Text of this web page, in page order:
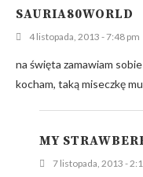
SAURIA80WORLD
4 listopada, 2013 - 7:48 pm
na święta zamawiam
kocham, taką miseczkę
MY
7 listopada, 2013 -